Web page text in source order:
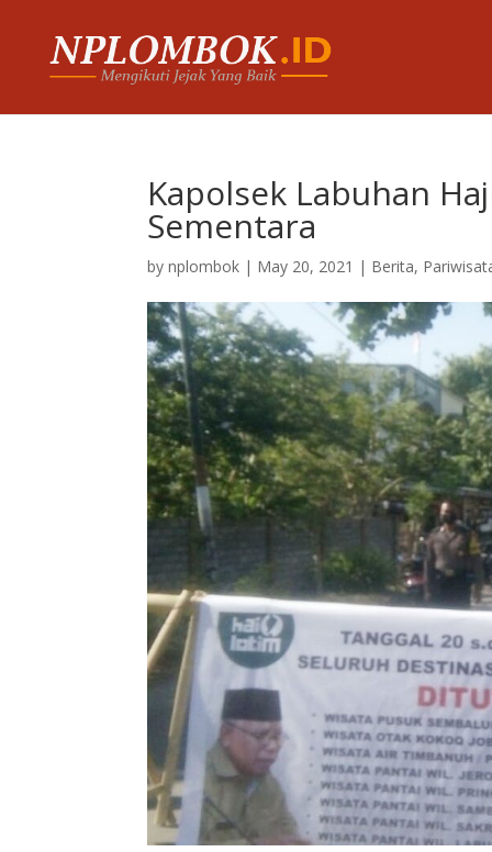
Kapolsek Labuhan
Sementara
bynplombok | May 20, 2021 | Berita,